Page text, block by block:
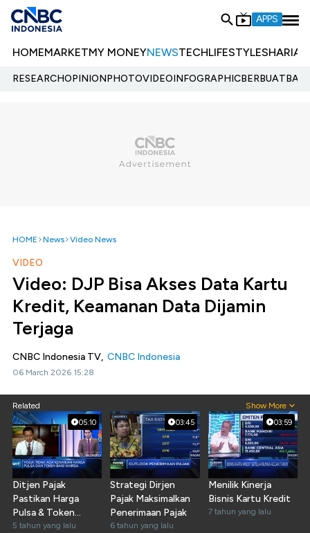
APPS
HOMEMARKETMY MONEYNEWSTECHLIFESTYLESHARIA
RESEARCHOPINIONPHOTOVIDEOINFOGRAPHIC
HOME News Video News
VIDEO
Video: DJP Bisa Akses Data Kartu
Kredit, Keamanan Data Dijamin
Terjaga
CNBC Indonesia TV, CNBC Indonesia
06 March 2026 15:28
Related Show More
05:10
Ditjen Pajak
Pastikan Harga
Pulsa & Token
Listrik Tidak Naik!
5 tahun yang lalu
03:45
Strategi Dirjen
Pajak Maksimalkan
Penerimaan Pajak
6 tahun yang lalu
03:59
Menilik Kinerja
Bisnis Kartu Kredit
7 tahun yang lalu